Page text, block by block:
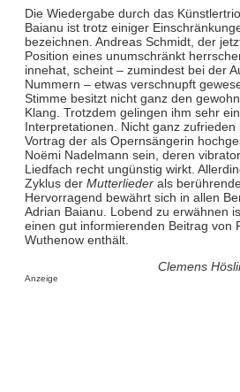
Die Wiedergabe durch das
Baianu ist trotz einiger
bezeichnen. Andreas Schmidt, der
Position eines unumschränkt
innehat, scheint – zumindest bei der
Nummern – etwas verschnupft
Stimme besitzt nicht ganz den
Klang. Trotzdem gelingen ihm sehr
Interpretationen. Nicht ganz zufrieden
Vortrag der als Opernsängerin
Noëmi Nadelmann sein, deren
Liedfach recht ungünstig wirkt.
Zyklus der Mutterliederals
Hervorragend bewährt sich in allen
Adrian Baianu. Lobend zu erwähnen
einen gut informierenden Beitrag von
Wuthenow enthält.
Clemens
Anzeige